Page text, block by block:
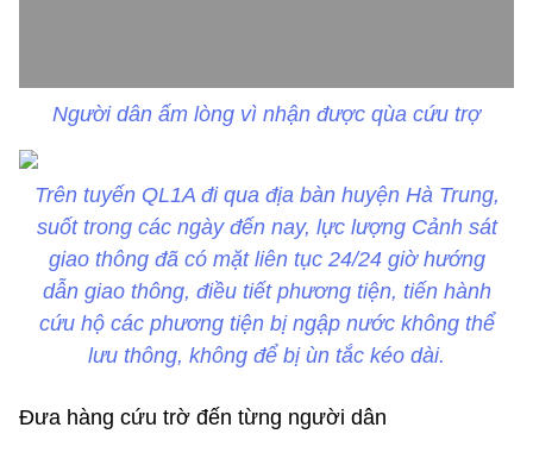
Người dân ấm lòng vì nhận được qùa cứu trợ
Trên tuyến QL1A đi qua địa bàn huyện Hà Trung,
suốt trong các ngày đến nay, lực lượng Cảnh sát
giao thông đã có mặt liên tục 24/24 giờ hướng
dẫn giao thông, điều tiết phương tiện, tiến hành
cứu hộ các phương tiện bị ngập nước không thể
lưu thông, không để bị ùn tắc kéo dài.
Đưa hàng cứu trờ đến từng người dân